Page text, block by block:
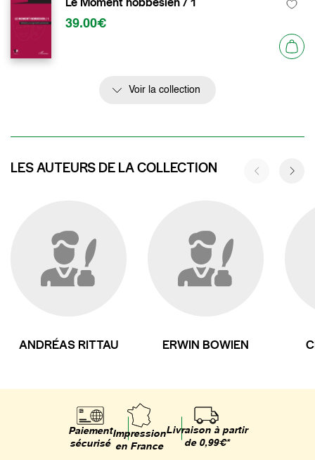
39.00€
Voir la collection
LES AUTEURS DE LA COLLECTION
ANDRÉAS RITTAU ERWIN BOWIEN
Paiement
sécurisé
Impression
en France
Livraison à partir
de 0,99€*